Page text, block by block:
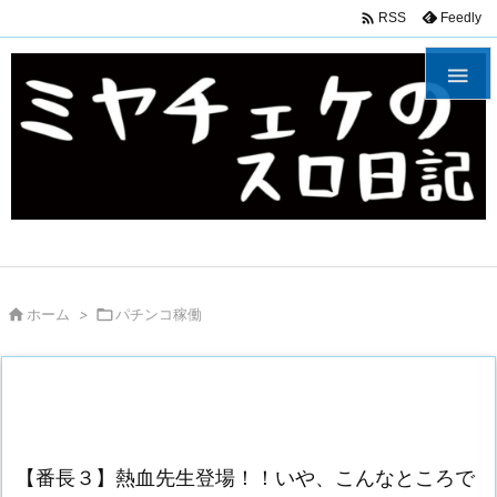

 RSS Feedly
 ホーム > パチンコ稼働
【番長３】熱血先生登場！！いや、こんなところで